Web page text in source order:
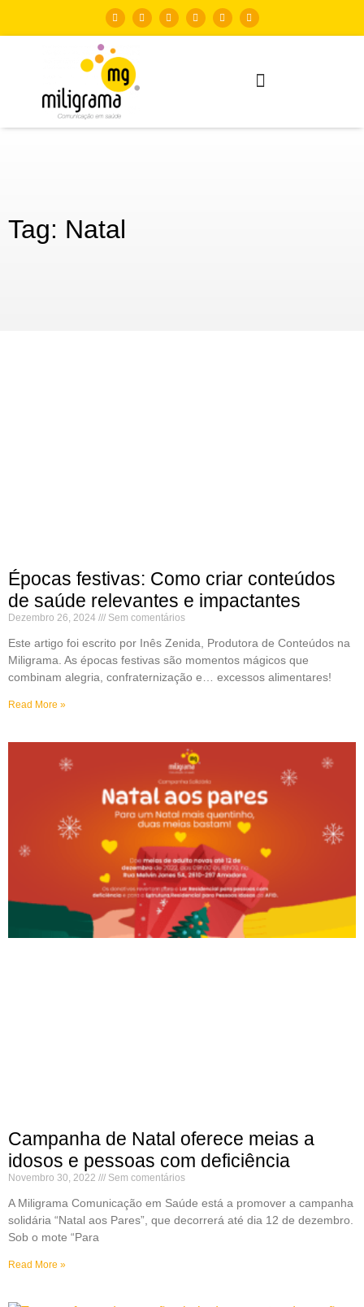
Tag: Natal
Épocas festivas: Como criar conteúdos
de saúde relevantes e impactantes
Dezembro 26, 2024 Sem comentários
Este artigo foi escrito por Inês Zenida, Produtora de Conteúdos na
Miligrama. As épocas festivas são momentos mágicos que
combinam alegria, confraternização e… excessos alimentares!
Read More »
Campanha de Natal oferece meias a
idosos e pessoas com deficiência
Novembro 30, 2022 Sem comentários
A Miligrama Comunicação em Saúde está a promover a campanha
solidária “Natal aos Pares”, que decorrerá até dia 12 de dezembro.
Sob o mote “Para
Read More »